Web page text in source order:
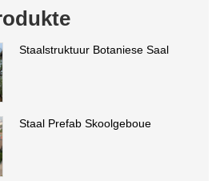
Staalstruktuur Botaniese Saal
Staal Prefab Skoolgeboue